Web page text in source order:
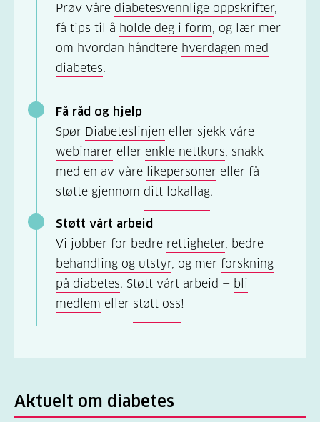
Prøv våre diabetesvennlige oppskrifter,
få tips til å holde deg i form, og lær mer
om hvordan håndtere hverdagen med
diabetes.
Få råd og hjelp
Spør Diabeteslinjen eller sjekk våre
webinarer eller enkle nettkurs, snakk
med en av våre likepersoner eller få
støtte gjennom ditt lokallag.
Støtt vårt arbeid
Vi jobber for bedre rettigheter, bedre
behandling og utstyr, og mer forskning
på diabetes. Støtt vårt arbeid — bli
medlem eller støtt oss!
Aktuelt om diabetes